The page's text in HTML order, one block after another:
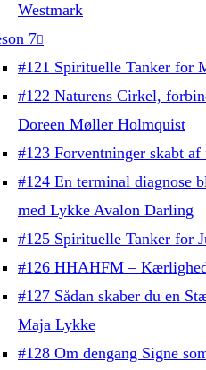
Westmark
7
#121 Spirituelle Tanker for
#122 Naturens Cirkel,
Doreen Møller Holmquist
#123 Forventninger skabt
#124 En terminal diagnose
med Lykke Avalon Darling
#125 Spirituelle Tanker for
#126 HHAHFM –
#127 Sådan skaber du en
Maja Lykke
#128 Om dengang Signe